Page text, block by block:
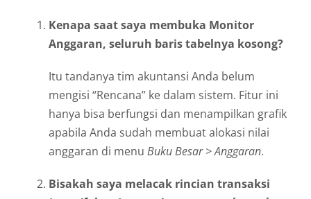
Kenapa saat saya membuka Monitor
Anggaran, seluruh baris tabelnya kosong?
Itu tandanya tim akuntansi Anda belum
mengisi “Rencana” ke dalam sistem. Fitur ini
hanya bisa berfungsi dan menampilkan grafik
apabila Anda sudah membuat alokasi nilai
anggaran di menu Buku Besar > Anggaran.
Bisakah saya melacak rincian transaksi